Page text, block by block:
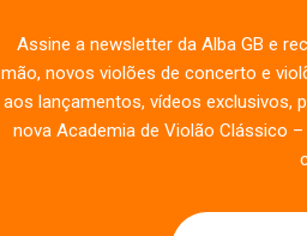
Assine a newsletter da Alba GB e
mão, novos violões de concerto e
aos lançamentos, vídeos exclusivos,
nova Academia de Violão Clássico